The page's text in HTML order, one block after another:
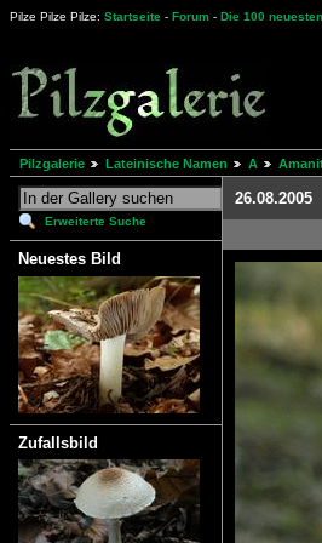
Pilze Pilze Pilze: Startseite - Forum - Die 100
Pilzgalerie Lateinische Namen A
Erweiterte Suche
Neuestes Bild
Zufallsbild
26.08.2005